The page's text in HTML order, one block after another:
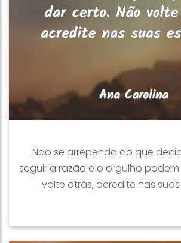
Não se arrependa do que
seguir a razão e o orgulho
volte atrás, acredite nas